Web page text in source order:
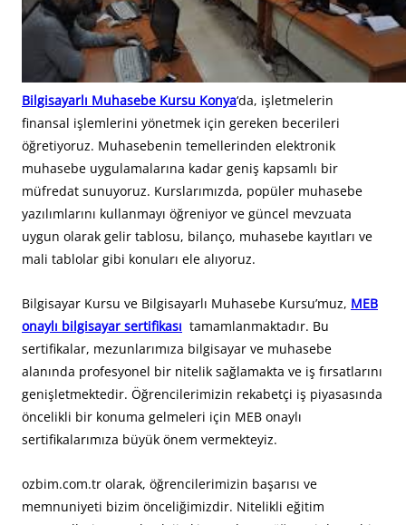
Bilgisayarlı Muhasebe Kursu Konya‘da, işletmelerin
finansal işlemlerini yönetmek için gereken becerileri
öğretiyoruz. Muhasebenin temellerinden elektronik
muhasebe uygulamalarına kadar geniş kapsamlı bir
müfredat sunuyoruz. Kurslarımızda, popüler muhasebe
yazılımlarını kullanmayı öğreniyor ve güncel mevzuata
uygun olarak gelir tablosu, bilanço, muhasebe kayıtları ve
mali tablolar gibi konuları ele alıyoruz.
Bilgisayar Kursu ve Bilgisayarlı Muhasebe Kursu’muz, MEB
onaylı bilgisayar sertifikası tamamlanmaktadır. Bu
sertifikalar, mezunlarımıza bilgisayar ve muhasebe
alanında profesyonel bir nitelik sağlamakta ve iş fırsatlarını
genişletmektedir. Öğrencilerimizin rekabetçi iş piyasasında
öncelikli bir konuma gelmeleri için MEB onaylı
sertifikalarımıza büyük önem vermekteyiz.
ozbim.com.tr olarak, öğrencilerimizin başarısı ve
memnuniyeti bizim önceliğimizdir. Nitelikli eğitim